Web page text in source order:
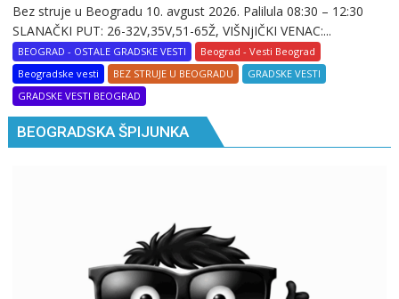
Bez struje u Beogradu 10. avgust 2026. Palilula 08:30 – 12:30
SLANAČKI PUT: 26-32V,35V,51-65Ž, VIŠNjIČKI VENAC:...
BEOGRAD - OSTALE GRADSKE VESTI
Beograd - Vesti Beograd
Beogradske vesti
BEZ STRUJE U BEOGRADU
GRADSKE VESTI
GRADSKE VESTI BEOGRAD
BEOGRADSKA ŠPIJUNKA